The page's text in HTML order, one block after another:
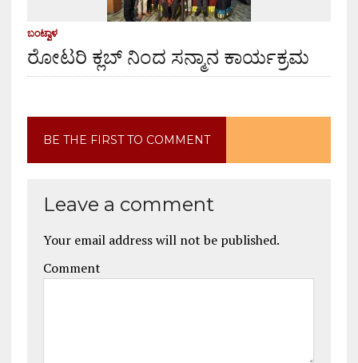
ಬಂಟ್ವಾಳ
ರೋಟರಿ ಕ್ಲಬ್ ನಿಂದ ಸನ್ಮಾನ ಕಾರ್ಯಕ್ರಮ
BE THE FIRST TO COMMENT
Leave a comment
Your email address will not be published.
Comment